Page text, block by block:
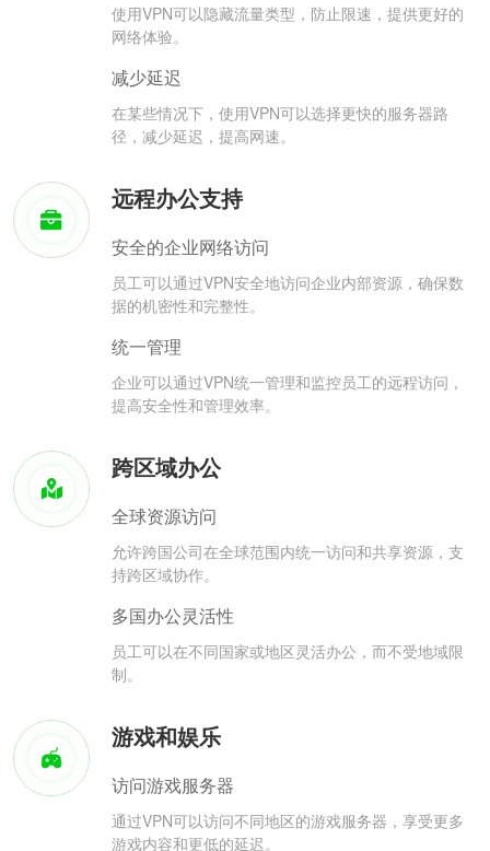
使用VPN可以隐藏流量类型，防止限速，提供更好的
网络体验。
减少延迟
在某些情况下，使用VPN可以选择更快的服务器路
径，减少延迟，提高网速。
远程办公支持
安全的企业网络访问
员工可以通过VPN安全地访问企业内部资源，确保数
据的机密性和完整性。
统一管理
企业可以通过VPN统一管理和监控员工的远程访问，
提高安全性和管理效率。
跨区域办公
全球资源访问
允许跨国公司在全球范围内统一访问和共享资源，支
持跨区域协作。
多国办公灵活性
员工可以在不同国家或地区灵活办公，而不受地域限
制。
游戏和娱乐
访问游戏服务器
通过VPN可以访问不同地区的游戏服务器，享受更多
游戏内容和更低的延迟。